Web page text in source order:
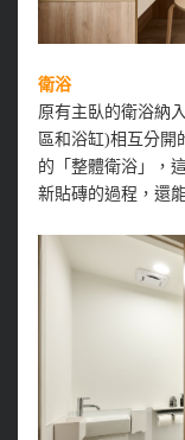
衛浴
原有主臥的衛浴納
區和浴缸)相互分開
的「整體衛浴」，
新貼磚的過程，還